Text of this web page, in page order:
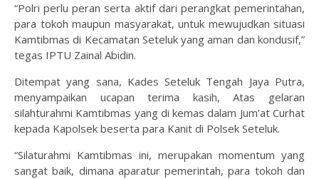
“Polri perlu peran serta aktif dari perangkat pemerintahan,
para tokoh maupun masyarakat, untuk mewujudkan situasi
Kamtibmas di Kecamatan Seteluk yang aman dan kondusif,”
tegas IPTU Zainal Abidin.
Ditempat yang sana, Kades Seteluk Tengah Jaya Putra,
menyampaikan ucapan terima kasih, Atas gelaran
silahturahmi Kamtibmas yang di kemas dalam Jum’at Curhat
kepada Kapolsek beserta para Kanit di Polsek Seteluk.
“Silaturahmi Kamtibmas ini, merupakan momentum yang
sangat baik, dimana aparatur pemerintah, para tokoh dan